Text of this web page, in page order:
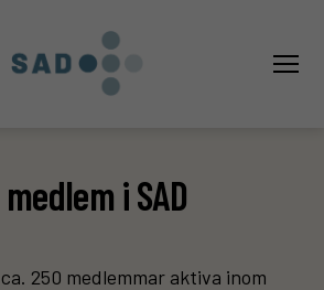
i SAD
250 medlemmar aktiva inom